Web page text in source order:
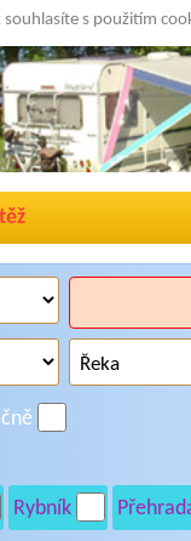
s použitím
Rybník